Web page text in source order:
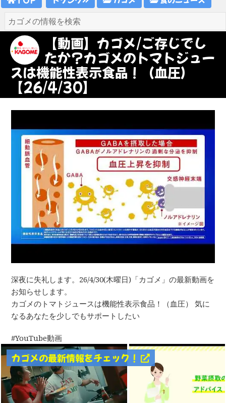
【動画】カゴメ/ご存じでし
たか？カゴメのトマトジュー
スは機能性表示食品！（血圧）
【26/4/30】
深夜に失礼します。26/4/30(木曜日)「カゴメ」の最新動画を
お知らせします。
カゴメのトマトジュースは機能性表示食品！（血圧） 気に
なるあなたを少しでもサポートしたい
YouTube動画
カゴメの最新情報をチェック！